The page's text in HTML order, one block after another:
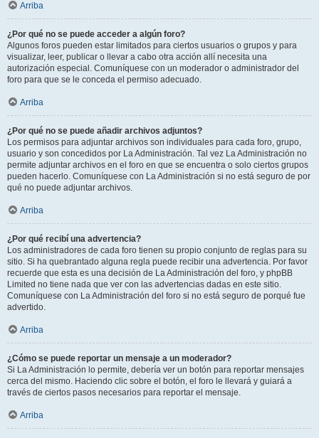
Arriba
¿Por qué no se puede acceder a algún foro?
Algunos foros pueden estar limitados para ciertos usuarios o grupos y para
visualizar, leer, publicar o llevar a cabo otra acción allí necesita una
autorización especial. Comuníquese con un moderador o administrador del
foro para que se le conceda el permiso adecuado.
Arriba
¿Por qué no se puede añadir archivos adjuntos?
Los permisos para adjuntar archivos son individuales para cada foro, grupo,
usuario y son concedidos por La Administración. Tal vez La Administración no
permite adjuntar archivos en el foro en que se encuentra o solo ciertos grupos
pueden hacerlo. Comuníquese con La Administración si no está seguro de por
qué no puede adjuntar archivos.
Arriba
¿Por qué recibí una advertencia?
Los administradores de cada foro tienen su propio conjunto de reglas para su
sitio. Si ha quebrantado alguna regla puede recibir una advertencia. Por favor
recuerde que esta es una decisión de La Administración del foro, y phpBB
Limited no tiene nada que ver con las advertencias dadas en este sitio.
Comuníquese con La Administración del foro si no está seguro de porqué fue
advertido.
Arriba
¿Cómo se puede reportar un mensaje a un moderador?
Si La Administración lo permite, debería ver un botón para reportar mensajes
cerca del mismo. Haciendo clic sobre el botón, el foro le llevará y guiará a
través de ciertos pasos necesarios para reportar el mensaje.
Arriba